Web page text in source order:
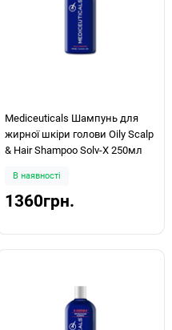
Mediceuticals Шампунь для
жирної шкіри голови Oily Scalp
& Hair Shampoo Solv-X 250мл
В наявності
1360грн.